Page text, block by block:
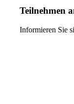
Teilnehmen
Informieren Sie